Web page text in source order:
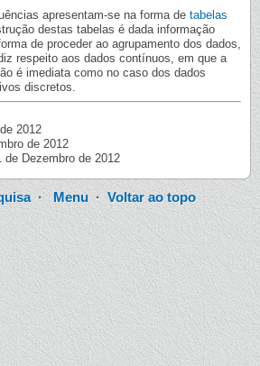
apresentam-se na forma de tabelas
destas tabelas é dada informação
de proceder ao agrupamento dos dados,
respeito aos dados contínuos, em que a
é imediata como no caso dos dados
discretos.
2012
de 2012
Dezembro de 2012
·Menu ·Voltar ao topo